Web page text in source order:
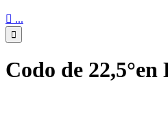
 ...

Codo de